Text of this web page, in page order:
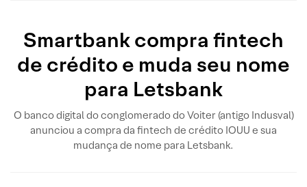
Smartbank compra fintech
de crédito e muda seu nome
para Letsbank
O banco digital do conglomerado do Voiter (antigo Indusval)
anunciou a compra da fintech de crédito IOUU e sua
mudança de nome para Letsbank.